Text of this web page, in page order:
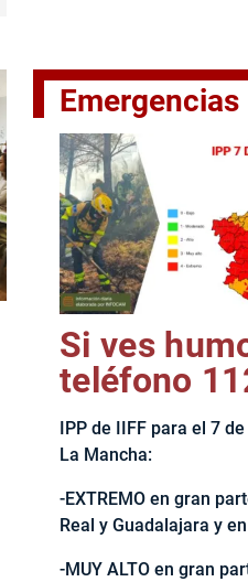
El jefe del Ejecutivo
Emergencias
Si ves
teléfono
IPP de IIFF para el 7
La Mancha:
-EXTREMO en gran
Real y Guadalajara y
-MUY ALTO en gran